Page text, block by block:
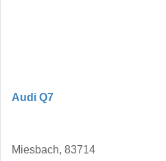
Audi Q7
Miesbach, 83714